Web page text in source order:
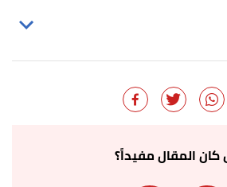
loveandlavender , Retrieved
ADVICE FROM REAL
المقال مفيداً؟